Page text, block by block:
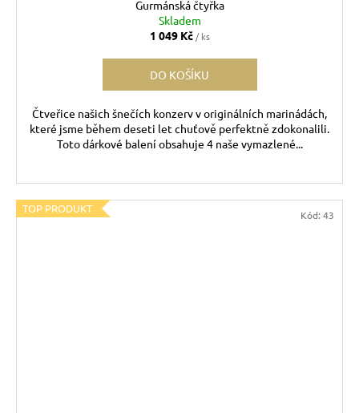
Gurmánská čtyřka
Skladem
1 049 Kč / ks
DO KOŠÍKU
Čtveřice našich šnečích konzerv v originálních marinádách,
které jsme během deseti let chuťově perfektně zdokonalili.
Toto dárkové balení obsahuje 4 naše vymazlené...
TOP PRODUKT Kód: 43